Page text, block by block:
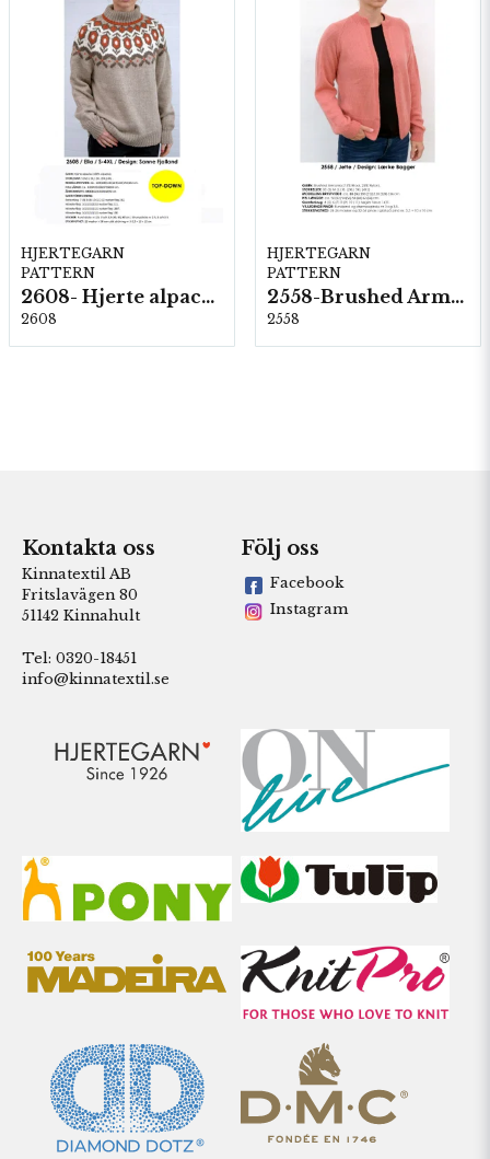
HJERTEGARN
PATTERN
2608- Hjerte alpacka
2608
HJERTEGARN
PATTERN
2558-Brushed Armonia
2558
Kontakta oss
Kinnatextil AB
Fritslavägen 80
51142 Kinnahult
Tel: 0320-18451
info@kinnatextil.se
Följ oss
Facebook
Instagram